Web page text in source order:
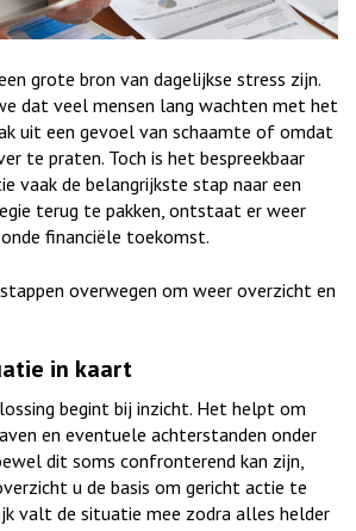
grote bron van dagelijkse stress zijn.
dat veel mensen lang wachten met het
uit een gevoel van schaamte of omdat
te praten. Toch is het bespreekbaar
vaak de belangrijkste stap naar een
terug te pakken, ontstaat er weer
financiële toekomst.
overwegen om weer overzicht en
in kaart
begint bij inzicht. Het helpt om
en eventuele achterstanden onder
dit soms confronterend kan zijn,
u de basis om gericht actie te
valt de situatie mee zodra alles helder